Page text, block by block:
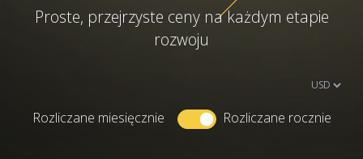
Proste, przejrzyste ceny na każdym etapie
rozwoju
Rozliczane miesięcznie Rozliczane rocznie